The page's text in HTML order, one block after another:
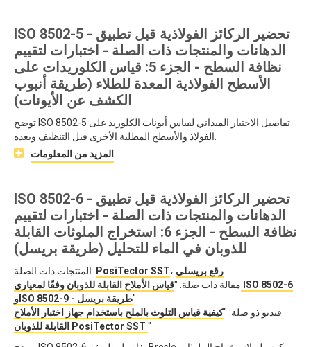
ISO 8502-5 - تحضير الركائز الفولاذية قبل تطبيق
الدهانات والمنتجات ذات الصلة - اختبارات لتقييم
نظافة السطح - الجزء 5: قياس الكلوريدات على
الأسطح الفولاذية المعدة للطلاء (طريقة أنبوب
الكشف عن الأيونات)
توضح ISO 8502-5 تفاصيل الاختبار الميداني لقياس أيونات الكلوريد على
المزيد من المعلومات
ISO 8502-6 - تحضير الركائز الفولاذية قبل تطبيق
الدهانات والمنتجات ذات الصلة - اختبارات لتقييم
نظافة السطح - الجزء 6: استخراج الملوثات القابلة
للذوبان في الماء للتحليل (طريقة بريسل)
المنتجات ذات الصلة: PosiTector SST، رقع بريسلي
مقالة ذات صلة: "قياس الأملاح القابلة للذوبان وفقًا لمعياري ISO 8502-6
وISO 8502-9 - طريقة بريسل"
فيديو ذو صلة: "كيفية قياس التلوث بالملح باستخدام جهاز اختبار الأملاح
القابلة للذوبان PosiTector SST "